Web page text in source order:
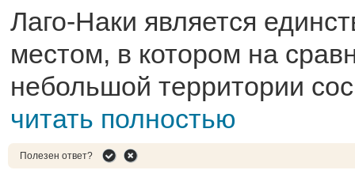
Лаго-Наки является
местом, в котором на
небольшой территории
читать полностью
Полезен ответ?